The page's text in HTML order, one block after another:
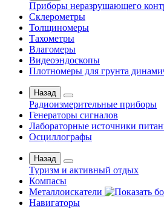
Приборы неразрушающего
Склерометры
Толщиномеры
Тахометры
Влагомеры
Видеоэндоскопы
Плотномеры для грунта
Назад
Радиоизмерительные приборы
Генераторы сигналов
Лабораторные источники
Осциллографы
Назад
Туризм и активный отдых
Компасы
Металлоискатели
Навигаторы